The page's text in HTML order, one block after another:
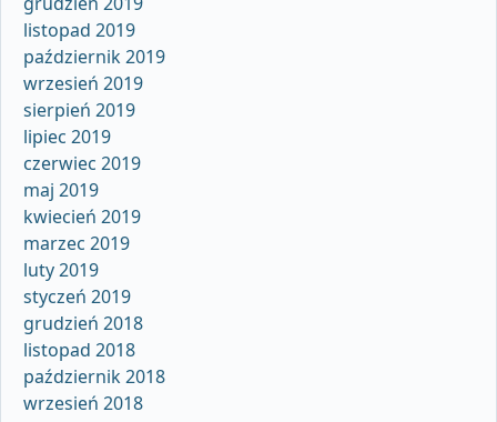
listopad 2019
październik 2019
wrzesień 2019
sierpień 2019
lipiec 2019
czerwiec 2019
maj 2019
kwiecień 2019
marzec 2019
luty 2019
styczeń 2019
grudzień 2018
listopad 2018
październik 2018
wrzesień 2018